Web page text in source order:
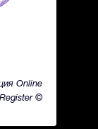
Online
©